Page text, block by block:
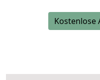
Kostenlose